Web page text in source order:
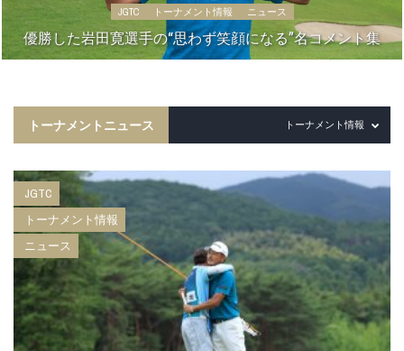
JGTC トーナメント情報 ニュース
優勝した岩田寛選手の“思わず笑顔になる”名コメント集
トーナメントニュース トーナメント情報
JGTC
トーナメント情報
ニュース